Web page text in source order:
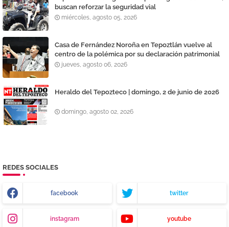
buscan reforzar la seguridad vial
miércoles, agosto 05, 2026
Casa de Fernández Noroña en Tepoztlán vuelve al
centro de la polémica por su declaración patrimonial
jueves, agosto 06, 2026
Heraldo del Tepozteco | domingo, 2 de junio de 2026
domingo, agosto 02, 2026
REDES SOCIALES
facebook twitter
instagram youtube